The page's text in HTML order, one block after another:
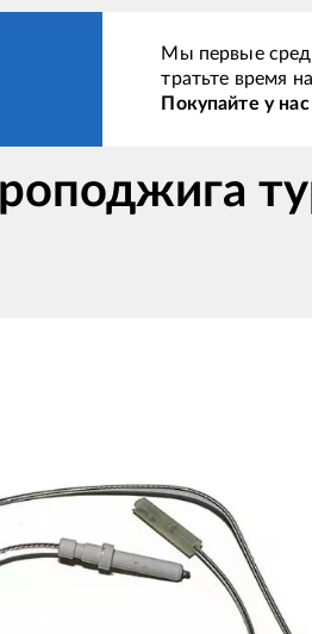
Мы первые
тратьте время
Покупайте у